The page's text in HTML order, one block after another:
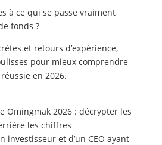
à ce qui se passe vraiment
fonds ?
et retours d’expérience,
pour mieux comprendre
en 2026.
Omingmak 2026 : décrypter les
les chiffres
investisseur et d’un CEO ayant